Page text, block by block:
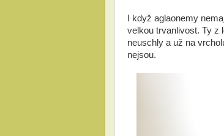
I když aglaonemy
velkou trvanlivost. Ty z
neuschly a už na
nejsou.